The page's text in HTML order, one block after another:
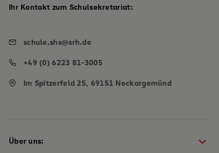
Über uns:
Ihr Kontakt zum Schulsekretariat:
schule.shs@srh.de
+49 (0) 6223 81-3005
Im Spitzerfeld 25, 69151 Neckargemünd